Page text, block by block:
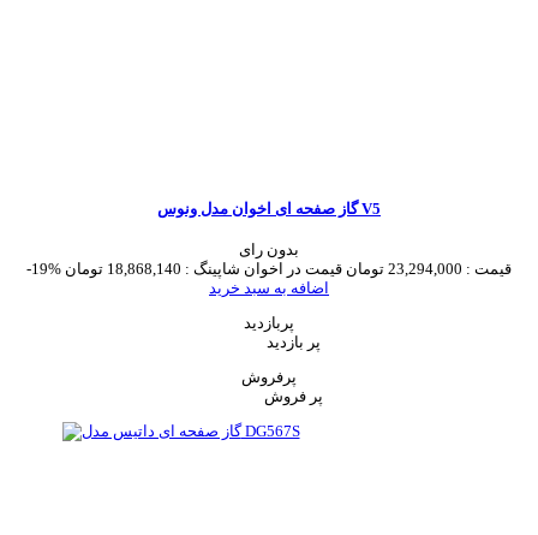
گاز صفحه ای اخوان مدل ونوس V5
بدون رای
-19%
قیمت : 23,294,000 تومان قیمت در اخوان شاپینگ : 18,868,140 تومان
اضافه به سبد خرید
پربازدید
پر بازدید
پرفروش